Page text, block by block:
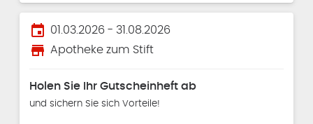
event 01.03.2026 - 31.08.2026
store Apotheke zum Stift
Holen Sie Ihr Gutscheinheft ab
und sichern Sie sich Vorteile!